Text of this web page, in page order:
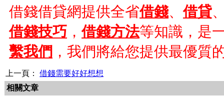
借錢借貸網提供全省借錢、借貸
借錢技巧 ，借錢方法等知識，是
繫我們 ，我們將給您提供最優質
上一頁： 借錢需要好好想想
相關文章